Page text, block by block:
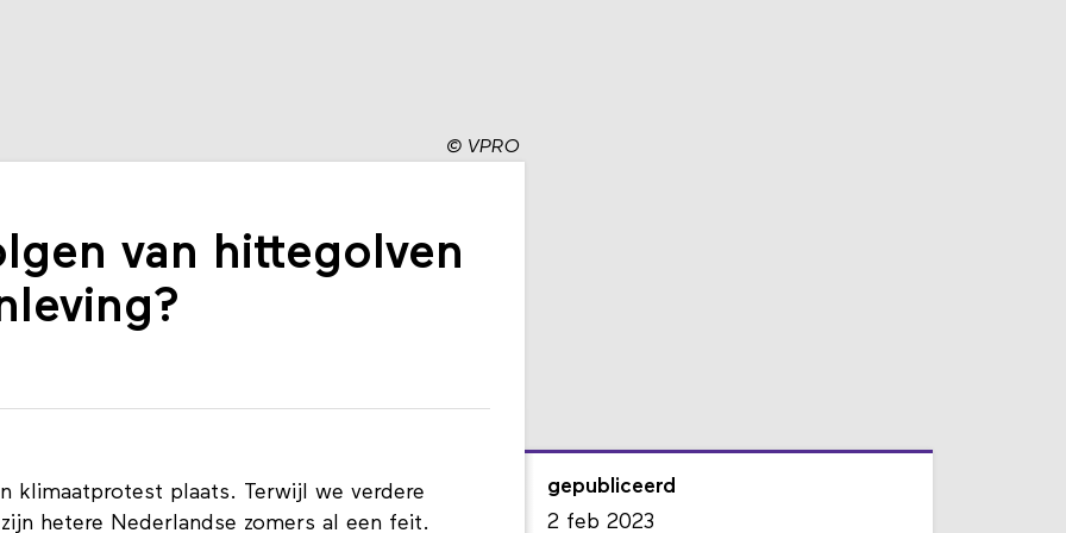
© VPRO
van hittegolven
klimaatprotest plaats. Terwijl we verdere
hetere Nederlandse zomers al een feit.
gepubliceerd
2 feb 2023